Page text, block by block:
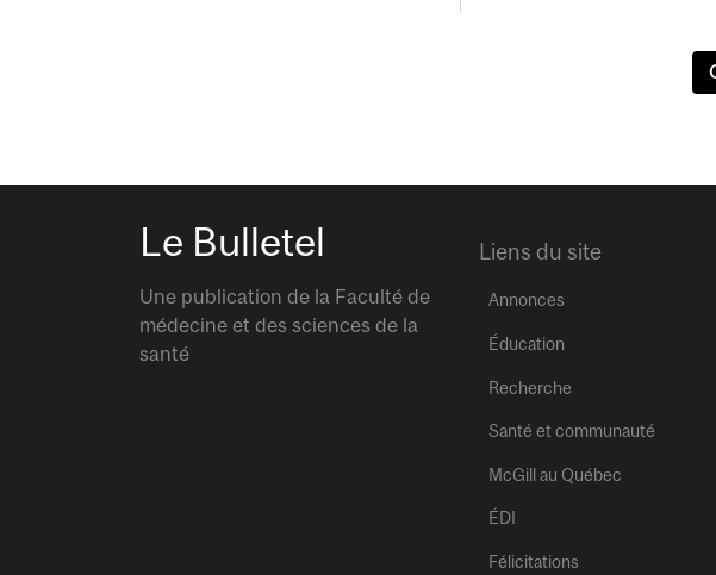
Le Bulletel
Une publication de la Faculté de
médecine et des sciences de la
santé
Liens du site
Annonces
Éducation
Recherche
Santé et communauté
McGill au Québec
ÉDI
Félicitations